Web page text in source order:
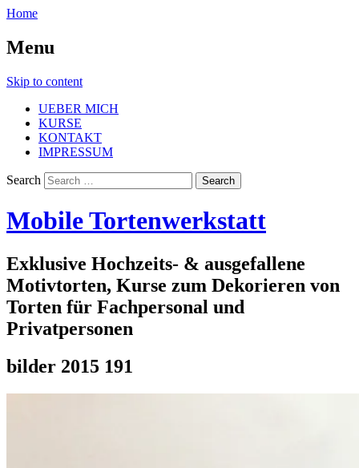
Home
Menu
Skip to content
UEBER MICH
KURSE
KONTAKT
IMPRESSUM
Search
Mobile Tortenwerkstatt
Exklusive Hochzeits- & ausgefallene
Motivtorten, Kurse zum Dekorieren von
Torten für Fachpersonal und
Privatpersonen
bilder 2015 191